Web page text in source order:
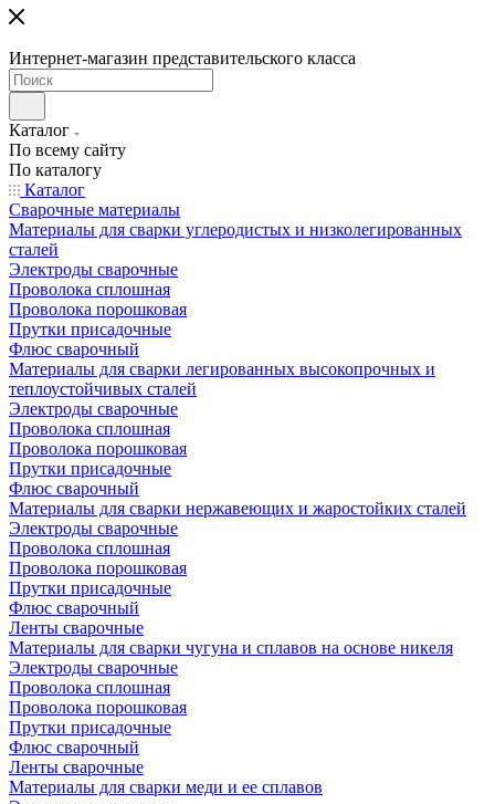
Интернет-магазин представительского класса
Каталог
По всему сайту
По каталогу
Каталог
Сварочные материалы
Материалы для сварки углеродистых и низколегированных
сталей
Электроды сварочные
Проволока сплошная
Проволока порошковая
Прутки присадочные
Флюс сварочный
Материалы для сварки легированных высокопрочных и
теплоустойчивых сталей
Электроды сварочные
Проволока сплошная
Проволока порошковая
Прутки присадочные
Флюс сварочный
Материалы для сварки нержавеющих и жаростойких сталей
Электроды сварочные
Проволока сплошная
Проволока порошковая
Прутки присадочные
Флюс сварочный
Ленты сварочные
Материалы для сварки чугуна и сплавов на основе никеля
Электроды сварочные
Проволока сплошная
Проволока порошковая
Прутки присадочные
Флюс сварочный
Ленты сварочные
Материалы для сварки меди и ее сплавов